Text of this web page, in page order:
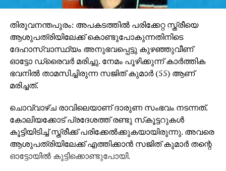
തിരുവനന്തപുരം: അപകടത്തില്‍ പരിക്കേറ്റ സ്ത്രീയെ
ആശുപത്രിയിലേക്ക് കൊണ്ടുപോകുന്നതിനിടെ
ദേഹാസ്വാസ്ഥ്യം അനുഭവപ്പെട്ടു കുഴഞ്ഞുവീണ്
ഓട്ടോ ഡ്രൈവര്‍ മരിച്ചു. നേമം പൂഴിക്കുന്ന് കാര്‍ത്തിക
ഭവനില്‍ താമസിച്ചിരുന്ന സജിത് കുമാര്‍ (55) ആണ്
മരിച്ചത്.
ചൊവ്വാഴ്ച രാവിലെയാണ് ദാരുണ സംഭവം നടന്നത്.
കോലിയക്കോട് പ്രദേശത്ത് രണ്ടു സ്‌കൂട്ടറുകള്‍
കൂട്ടിയിടിച്ച് സ്ത്രീക്ക് പരിക്കേല്‍ക്കുകയായിരുന്നു. അവരെ
ആശുപത്രിയിലേക്ക് എത്തിക്കാന്‍ സജിത് കുമാര്‍ തന്റെ
ഓട്ടോയില്‍ കൂട്ടിക്കൊണ്ടുപോയി.